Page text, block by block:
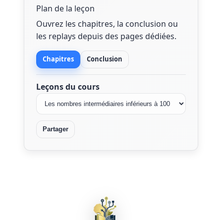
Plan de la leçon
Ouvrez les chapitres, la conclusion ou
les replays depuis des pages dédiées.
Chapitres Conclusion
Leçons du cours
Partager